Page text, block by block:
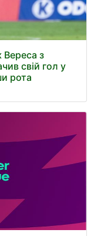
Вереса з
свій гол у
рота